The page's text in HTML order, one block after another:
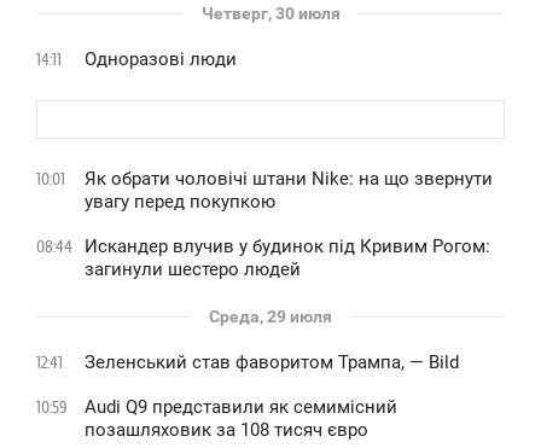
Четверг, 30 июля
14:11 Одноразові люди
10:01
Як обрати чоловічі штани Nike: на що звернути
увагу перед покупкою
08:44
Искандер влучив у будинок під Кривим Рогом:
загинули шестеро людей
Среда, 29 июля
12:41 Зеленський став фаворитом Трампа, — Bild
10:59
Audi Q9 представили як семимісний
позашляховик за 108 тисяч євро